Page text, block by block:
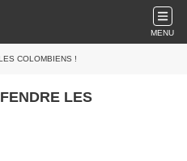
MENU
COLOMBIENS !
LES